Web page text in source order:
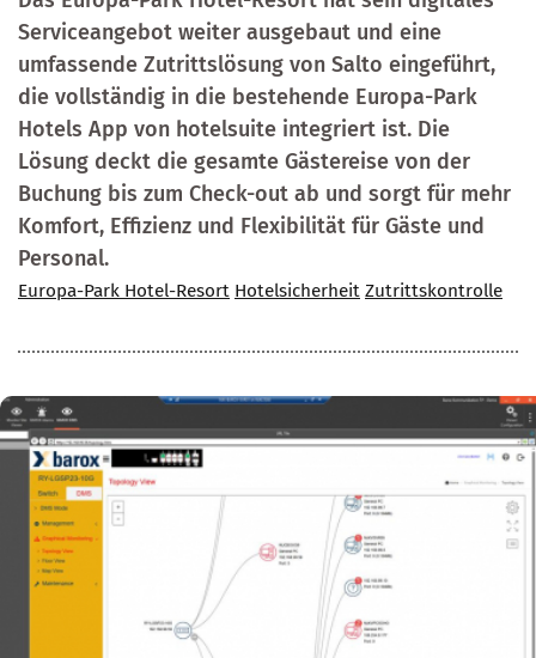
Serviceangebot weiter ausgebaut und eine
umfassende Zutrittslösung von Salto eingeführt,
die vollständig in die bestehende Europa-Park
Hotels App von hotelsuite integriert ist. Die
Lösung deckt die gesamte Gästereise von der
Buchung bis zum Check-out ab und sorgt für mehr
Komfort, Effizienz und Flexibilität für Gäste und
Personal.
Europa-Park Hotel-Resort Hotelsicherheit Zutrittskontrolle